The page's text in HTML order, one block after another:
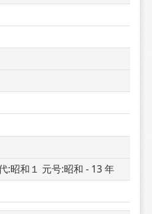
:昭和１ 元号:昭和 - 13 年